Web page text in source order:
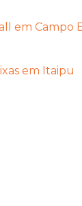
em Campo
em Itaipu